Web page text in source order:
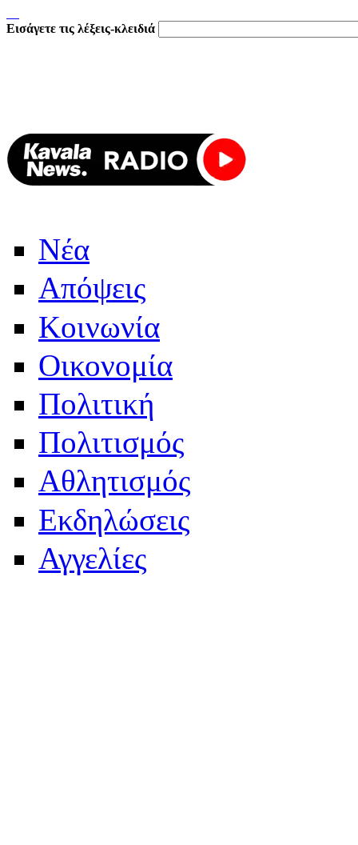
Εισάγετε τις λέξεις-κλειδιά
Νέα
Απόψεις
Κοινωνία
Οικονομία
Πολιτική
Πολιτισμός
Αθλητισμός
Εκδηλώσεις
Αγγελίες